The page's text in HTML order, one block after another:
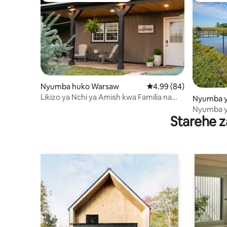
Nyumba huko Warsaw Ukadiriaji wa wastani
4.99 (84)
Likizo ya Nchi ya Amish kwa Familia na
Nyumba
nding
Nyumba
Starehe